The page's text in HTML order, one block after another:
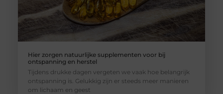
Hier zorgen natuurlijke supplementen voor bij
ontspanning en herstel
Tijdens drukke dagen vergeten we vaak hoe belangrijk
ontspanning is. Gelukkig zijn er steeds meer manieren
om lichaam en geest